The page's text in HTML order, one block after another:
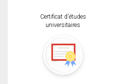
Certificat d'études
universitaires